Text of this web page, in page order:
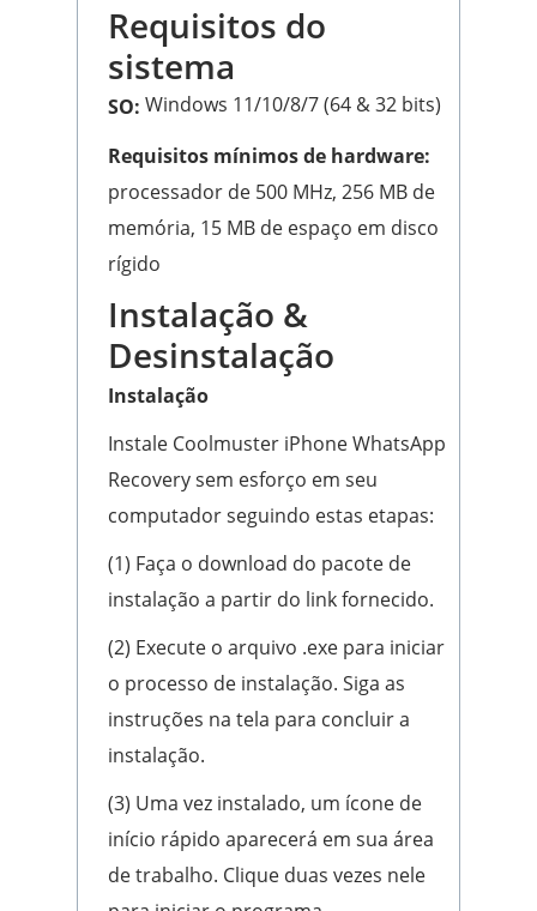
Requisitos do
sistema
SO: Windows 11/10/8/7 (64 & 32 bits)
Requisitos mínimos de hardware:
processador de 500 MHz, 256 MB de
memória, 15 MB de espaço em disco
rígido
Instalação &
Desinstalação
Instalação
Instale Coolmuster iPhone WhatsApp
Recovery sem esforço em seu
computador seguindo estas etapas:
(1) Faça o download do pacote de
instalação a partir do link fornecido.
(2) Execute o arquivo .exe para iniciar
o processo de instalação. Siga as
instruções na tela para concluir a
instalação.
(3) Uma vez instalado, um ícone de
início rápido aparecerá em sua área
de trabalho. Clique duas vezes nele